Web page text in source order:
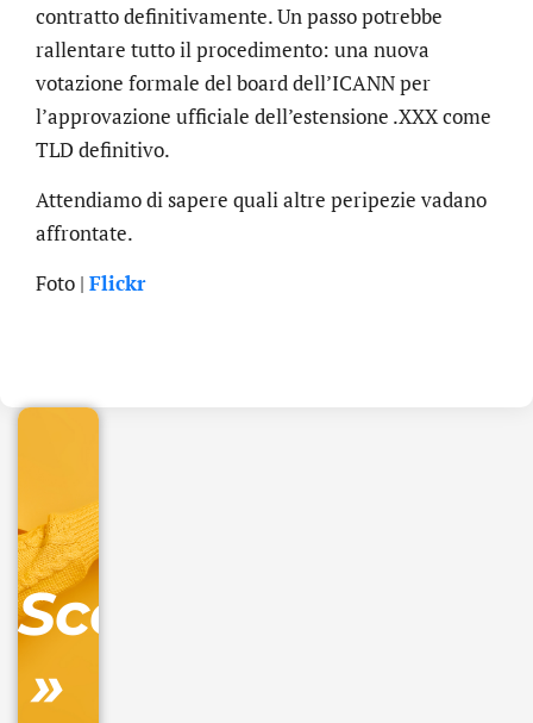
contratto definitivamente. Un passo potrebbe
rallentare tutto il procedimento: una nuova
votazione formale del board dell’ICANN per
l’approvazione ufficiale dell’estensione .XXX come
TLD definitivo.
Attendiamo di sapere quali altre peripezie vadano
affrontate.
Foto | Flickr
Scopri
»